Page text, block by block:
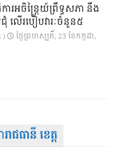
រអចិន្ត្រៃយ៍ព្រឹទ្ធសភា នឹង
លើរបៀបវារៈចំនួន៥
)
ថ្ងៃ​ព្រហស្បតិ៍, 23 ខែ​កក្កដា,
ធានី ខេត្ត